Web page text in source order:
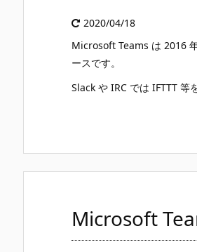
2020/04/18
Microsoft Teams は 2016
ースです。
Slack や IRC では IFTTT 等
Microsoft